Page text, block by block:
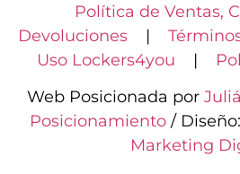
Política de Ventas,
Devoluciones|
Uso Lockers4you |
Web Posicionada por
Posicionamiento / Diseño:
Marketing